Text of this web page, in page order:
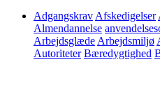
Adgangskrav Afskedigelser
Almendannelse
Arbejdsglæde Arbejdsmiljø
Autoriteter Bæredygtighed